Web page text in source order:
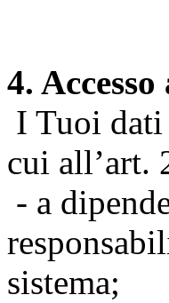
4.
I Tuoi dati
cui all’art.
- a
sistema;